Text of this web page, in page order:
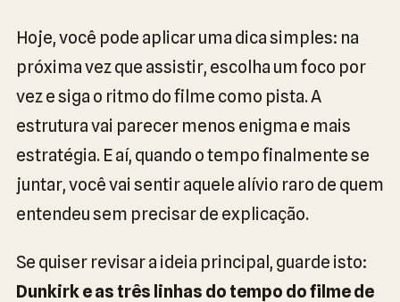
Hoje, você pode aplicar uma dica simples: na
próxima vez que assistir, escolha um foco por
vez e siga o ritmo do filme como pista. A
estrutura vai parecer menos enigma e mais
estratégia. E aí, quando o tempo finalmente se
juntar, você vai sentir aquele alívio raro de quem
entendeu sem precisar de explicação.
Se quiser revisar a ideia principal, guarde isto:
Dunkirk e as três linhas do tempo do filme de